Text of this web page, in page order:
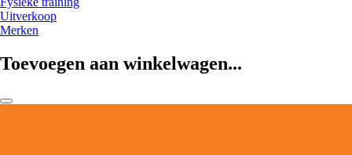
Uitverkoop
Merken
Toevoegen aan winkelwagen...